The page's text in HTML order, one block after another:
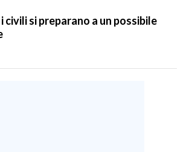
civili si preparano a un possibile